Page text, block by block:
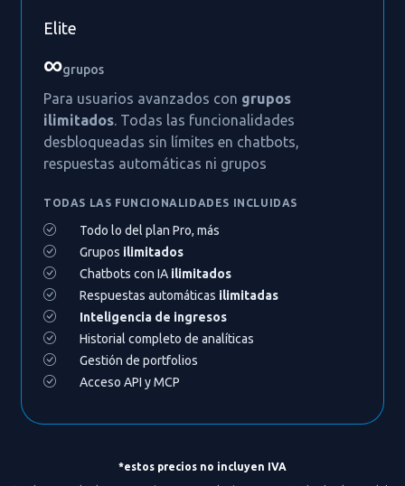
Elite
∞grupos
Para usuarios avanzados con grupos
ilimitados. Todas las funcionalidades
desbloqueadas sin límites en chatbots,
respuestas automáticas ni grupos
TODAS LAS FUNCIONALIDADES INCLUIDAS
Todo lo del plan Pro, más
Grupos ilimitados
Chatbots con IA ilimitados
Respuestas automáticas ilimitadas
Inteligencia de ingresos
Historial completo de analíticas
Gestión de portfolios
Acceso API y MCP
*estos precios no incluyen IVA